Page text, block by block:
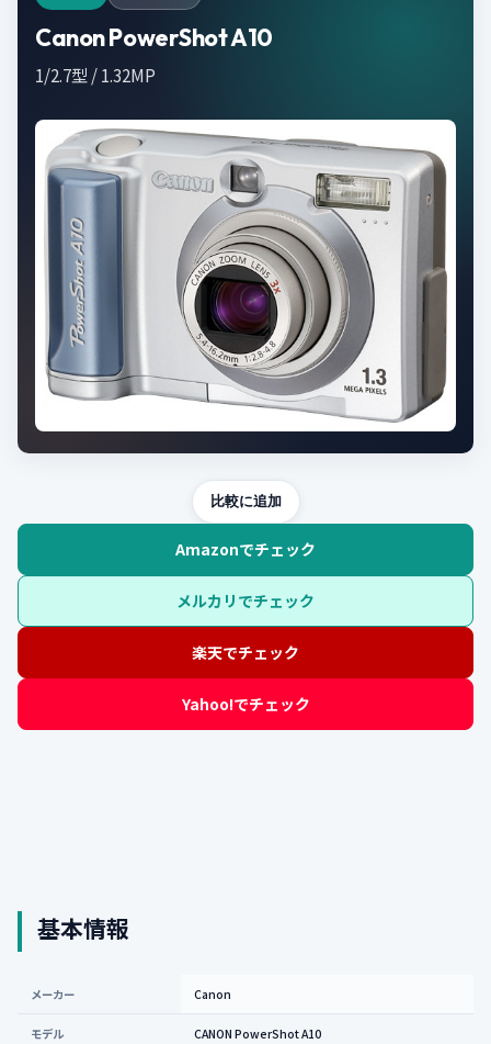
Canon PowerShot A10
1/2.7型 / 1.32MP
比較に追加
Amazonでチェック
メルカリでチェック
楽天でチェック
Yahoo!でチェック
基本情報
メーカー Canon
モデル CANON PowerShot A10